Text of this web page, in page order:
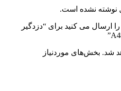
نوشته نشده است.
ارسال می کنید برای “دزدگیر
شد. بخش‌های موردنیاز